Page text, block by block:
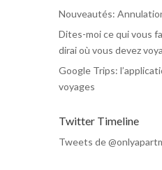
Nouveautés:
Dites-moi ce qui vous
dirai où vous devez
Google Trips:
voyages
Twitter Timeline
Tweets de